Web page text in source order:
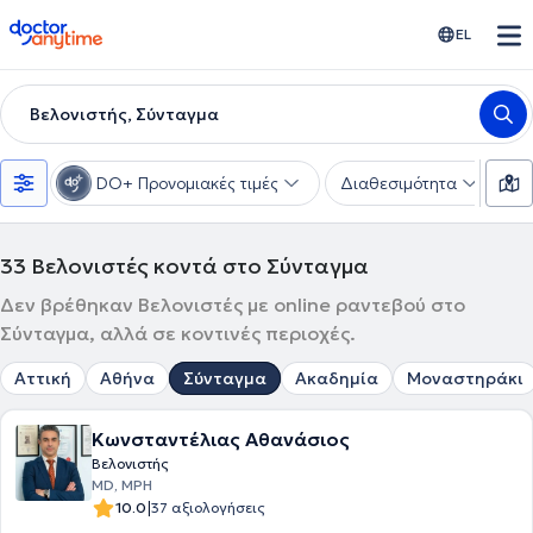
doctoranytime EL
Βελονιστής, Σύνταγμα
DO+ Προνομιακές τιμές Διαθεσιμότητα
33 Βελονιστές κοντά στο Σύνταγμα
Δεν βρέθηκαν Βελονιστές με online ραντεβού στο
Σύνταγμα, αλλά σε κοντινές περιοχές.
Αττική Αθήνα Σύνταγμα Ακαδημία Μοναστηράκι
Κωνσταντέλιας Αθανάσιος
Βελονιστής
MD, MPH
10.0|37 αξιολογήσεις